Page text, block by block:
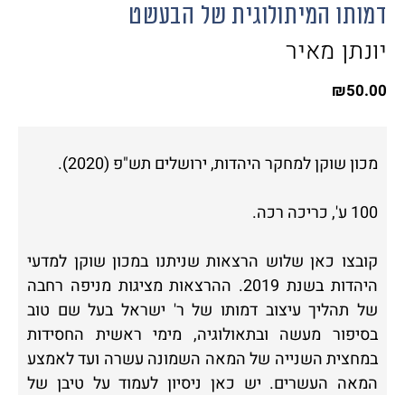
דמותו המיתולוגית של הבעשט
יונתן מאיר
₪50.00
מכון שוקן למחקר היהדות, ירושלים תש"פ (2020).
100 ע', כריכה רכה.
קובצו כאן שלוש הרצאות שניתנו במכון שוקן למדעי
היהדות בשנת 2019. ההרצאות מציגות מניפה רחבה
של תהליך עיצוב דמותו של ר' ישראל בעל שם טוב
בסיפור מעשה ובתאולוגיה, מימי ראשית החסידות
במחצית השנייה של המאה השמונה עשרה ועד לאמצע
המאה העשרים. יש כאן ניסיון לעמוד על טיבן של